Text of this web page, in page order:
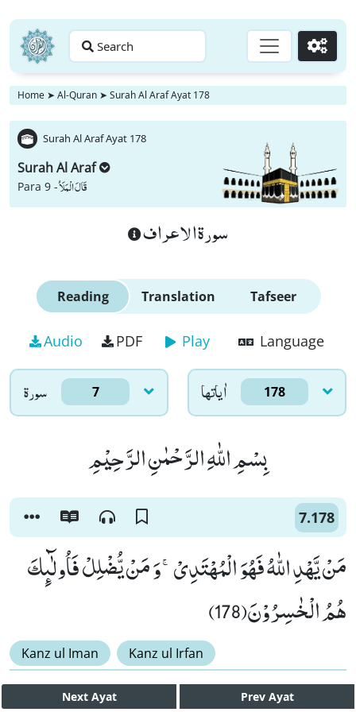
Search Go
Home ➤ Al-Quran ➤ Surah Al Araf Ayat 178
Surah Al Araf Ayat 178
Surah Al Araf
Para 9 -قَالَ الْمَلَاُ
سورة الاعراف
Reading Translation Tafseer
Audio PDF Play Language
سورۃ 7 اٰياتها 178
بِسْمِ اللّٰهِ الرَّحْمٰنِ الرَّحِیْمِ
7.178
مَنْ یَّهْدِ اللّٰهُ فَهُوَ الْمُهْتَدِیْۚ-وَ مَنْ یُّضْلِلْ فَاُولٰٓىٕكَ
هُمُ الْخٰسِرُوْنَ(178)
Kanz ul Iman Kanz ul Irfan
Next Ayat Prev Ayat